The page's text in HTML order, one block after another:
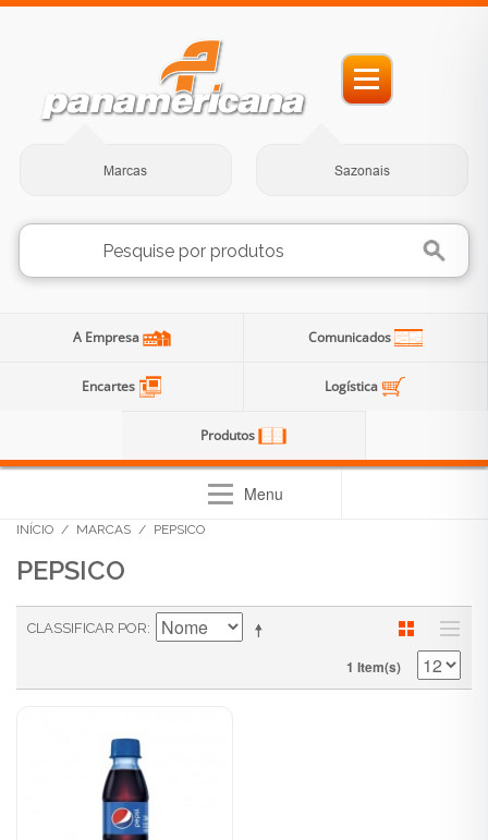
Marcas Sazonais
A Empresa Comunicados
Encartes Logística
Produtos
Menu
INÍCIO / MARCAS / PEPSICO
PEPSICO
CLASSIFICAR POR
1 Item(s)